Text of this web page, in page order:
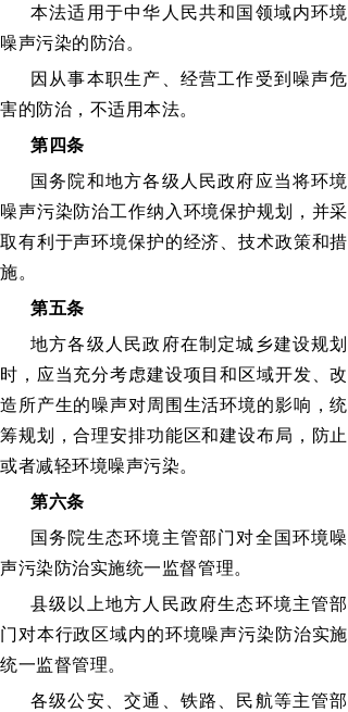
本法适用于中华人民共和国领域内环境
噪声污染的防治。
因从事本职生产、经营工作受到噪声危
害的防治，不适用本法。
第四条
国务院和地方各级人民政府应当将环境
噪声污染防治工作纳入环境保护规划，并采
取有利于声环境保护的经济、技术政策和措
施。
第五条
地方各级人民政府在制定城乡建设规划
时，应当充分考虑建设项目和区域开发、改
造所产生的噪声对周围生活环境的影响，统
筹规划，合理安排功能区和建设布局，防止
或者减轻环境噪声污染。
第六条
国务院生态环境主管部门对全国环境噪
声污染防治实施统一监督管理。
县级以上地方人民政府生态环境主管部
门对本行政区域内的环境噪声污染防治实施
统一监督管理。
各级公安、交通、铁路、民航等主管部